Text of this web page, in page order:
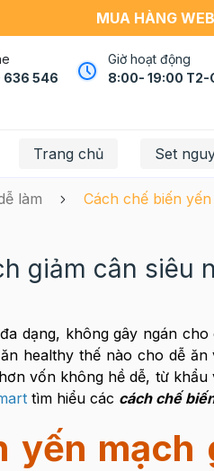
MUA HÀNG
636 546
Giờ hoạt động
8:00- 19:00 T2-
Trang chủ Set
làm Cách chế biến
giảm cân siêu
dạng, không gây ngán
healthy thế nào cho dễ
vốn không hề dễ, từ
tìm hiểu các cách chế
yến mạch